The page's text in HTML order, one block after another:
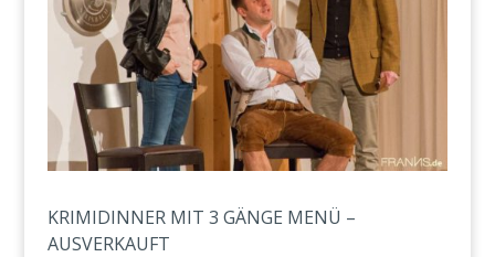
KRIMIDINNER MIT 3 GÄNGE MENÜ –
AUSVERKAUFT